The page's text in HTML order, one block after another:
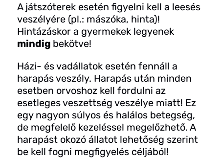
A játszóterek esetén figyelni kell a leesés
veszélyére (pl.: mászóka, hinta)!
Hintázáskor a gyermekek legyenek
mindig bekötve!
Házi- és vadállatok esetén fennáll a
harapás veszély. Harapás után minden
esetben orvoshoz kell fordulni az
esetleges veszettség veszélye miatt! Ez
egy nagyon súlyos és halálos betegség,
de megfelelő kezeléssel megelőzhető. A
harapást okozó állatot lehetőség szerint
be kell fogni megfigyelés céljából!